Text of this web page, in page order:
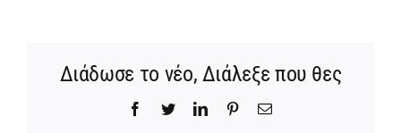
Διάδωσε το νέο, Διάλεξε που θες
Facebook
TwitterLinkedInPinterestEmail